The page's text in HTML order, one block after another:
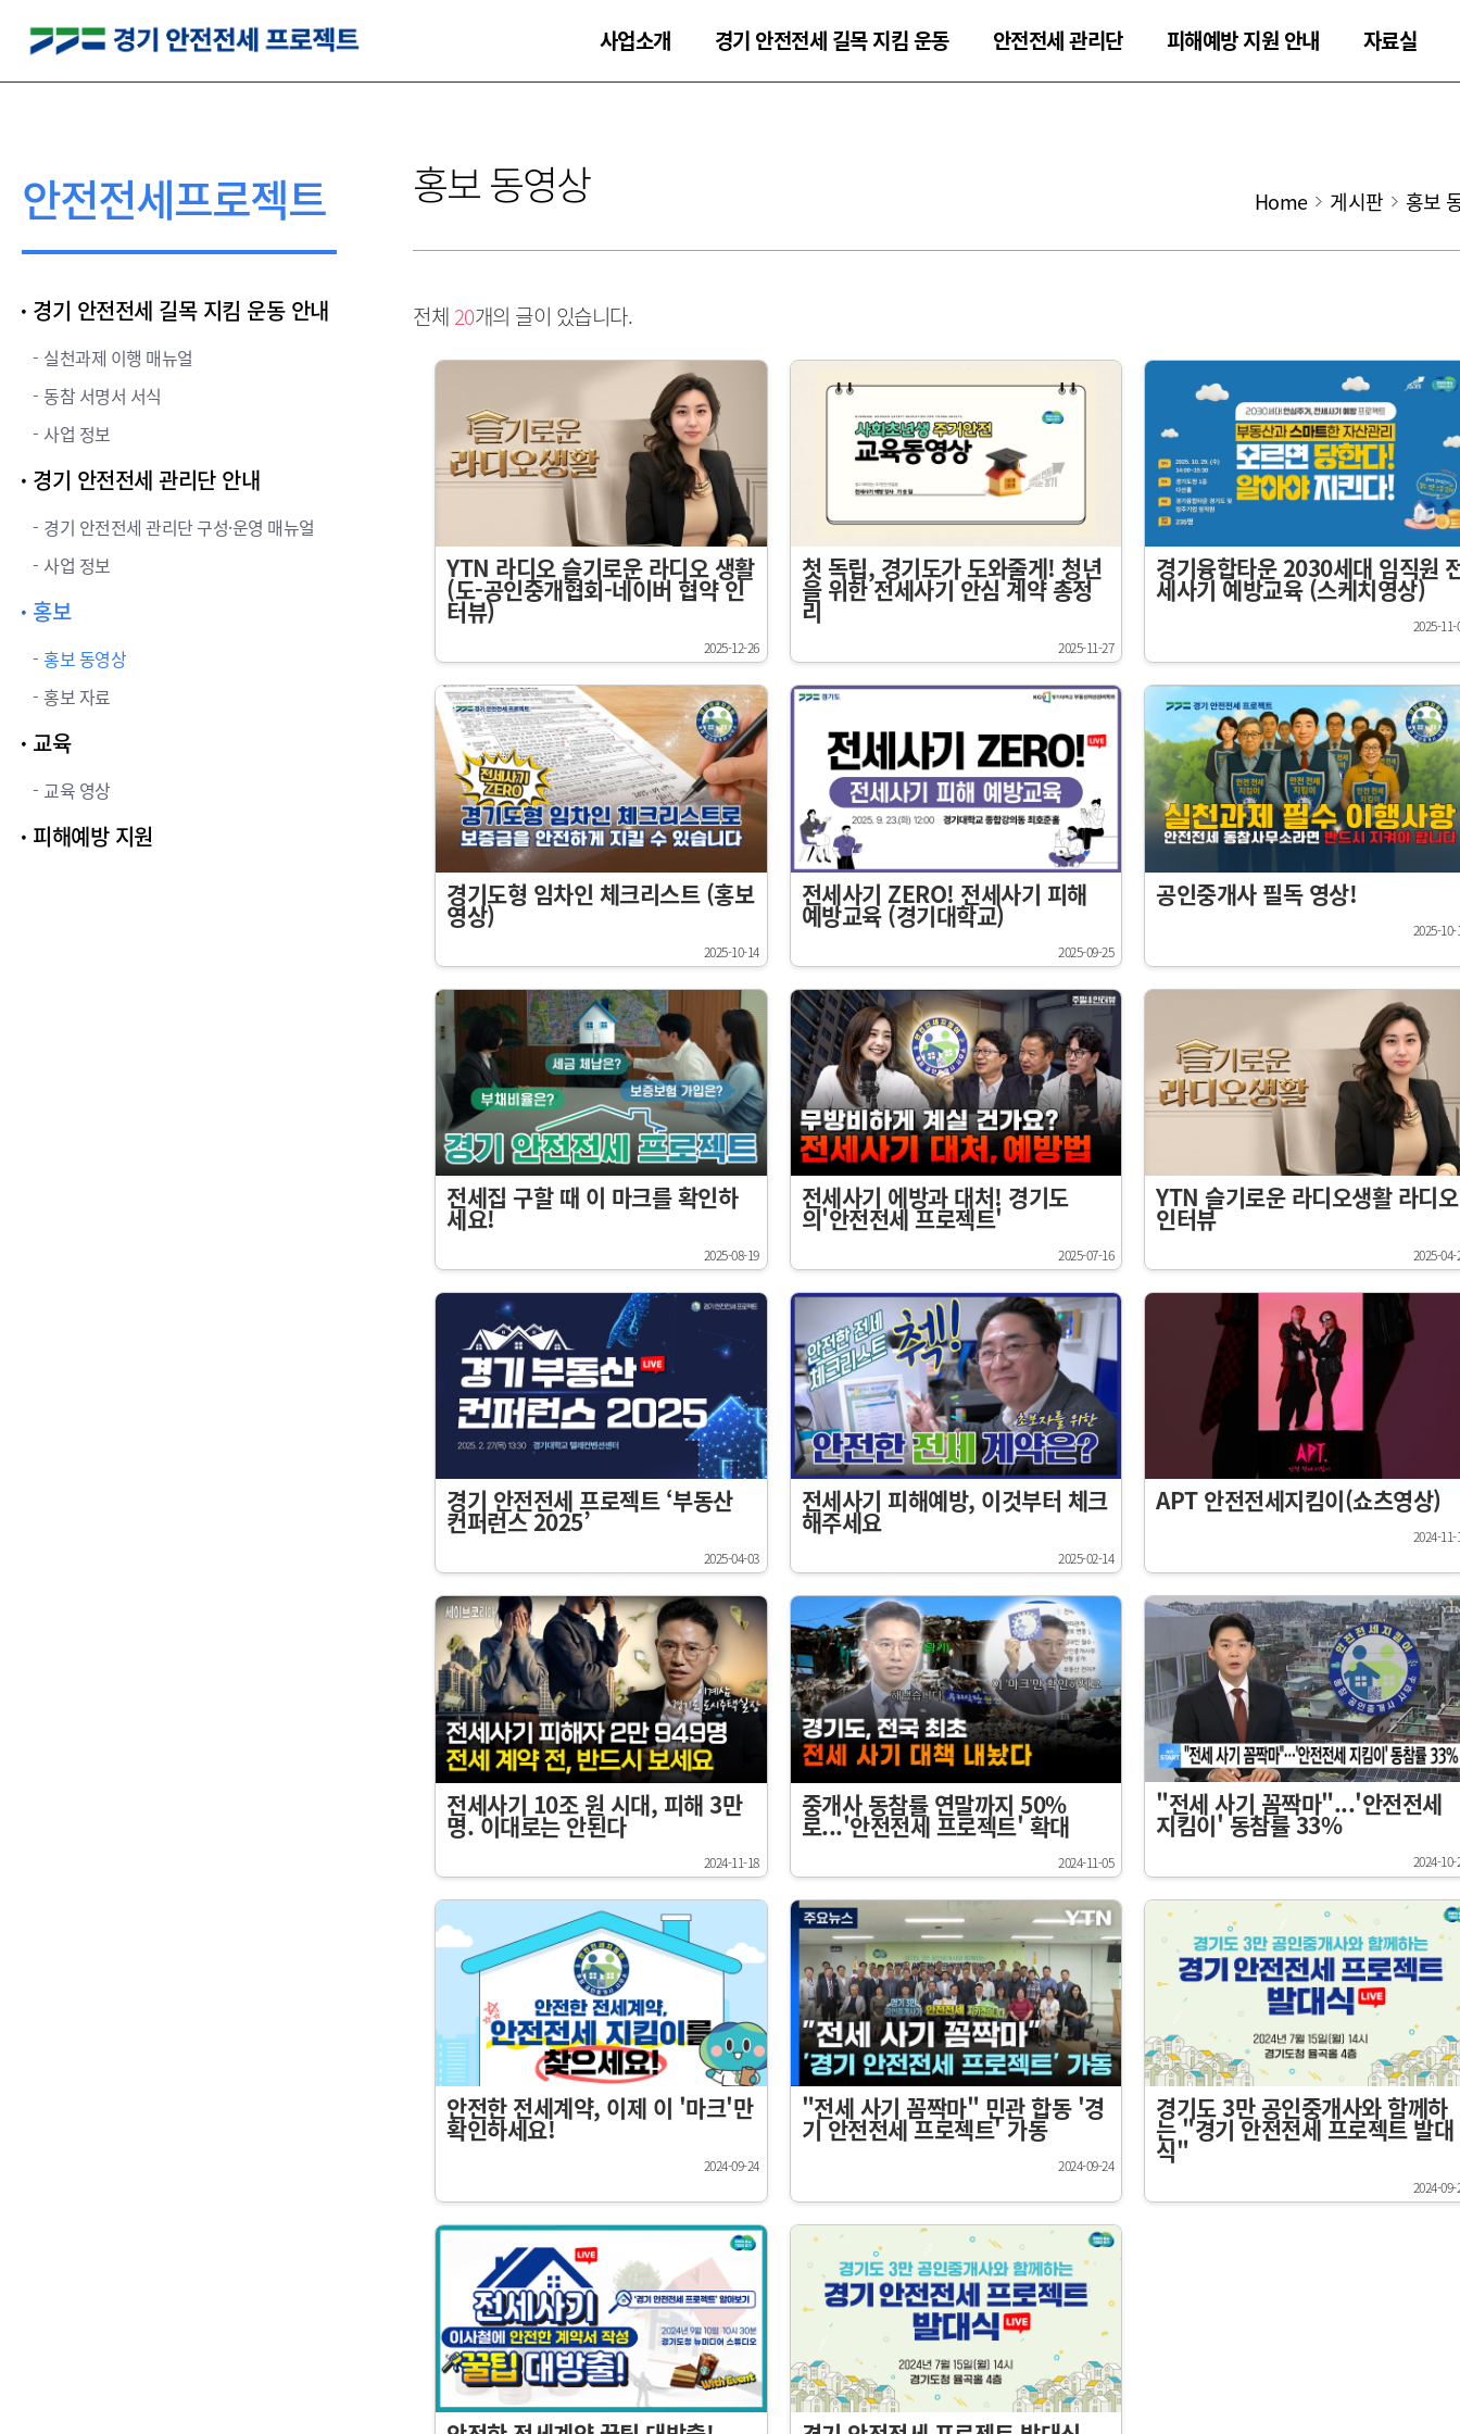
사업소개 경기 안전전세 길목 지킴 운동 안전전세 관리단 피해예방 지원 안내 자료실
안전전세프로젝트
경기 안전전세 길목 지킴 운동 안내
실천과제 이행 매뉴얼
동참 서명서 서식
사업 정보
경기 안전전세 관리단 안내
경기 안전전세 관리단 구성·운영 매뉴얼
사업 정보
홍보
홍보 동영상
홍보 자료
교육
교육 영상
피해예방 지원
홍보 동영상 Home 게시판 홍보
전체 20개의 글이 있습니다.
YTN 라디오 슬기로운 라디오 생활
(도-공인중개협회-네이버 협약 인
터뷰)
2025-12-26
첫 독립, 경기도가 도와줄게! 청년
을 위한 전세사기 안심 계약 총정
리
2025-11-27
경기융합타운 2030세대 임직원
세사기 예방교육 (스케치영상)
2025-11-
경기도형 임차인 체크리스트 (홍보
영상)
2025-10-14
전세사기 ZERO! 전세사기 피해
예방교육 (경기대학교)
2025-09-25
공인중개사 필독 영상!
2025-10-
전세집 구할 때 이 마크를 확인하
세요!
2025-08-19
전세사기 에방과 대처! 경기도
의'안전전세 프로젝트'
2025-07-16
YTN 슬기로운 라디오생활 라디오
인터뷰
2025-04-
경기 안전전세 프로젝트 ‘부동산
컨퍼런스 2025’
2025-04-03
전세사기 피해예방, 이것부터 체크
해주세요
2025-02-14
APT 안전전세지킴이(쇼츠영상)
2024-11-
전세사기 10조 원 시대, 피해 3만
명. 이대로는 안된다
2024-11-18
중개사 동참률 연말까지 50%
로...'안전전세 프로젝트' 확대
2024-11-05
"전세 사기 꼼짝마"...'안전전세
지킴이' 동참률 33%
2024-10-
안전한 전세계약, 이제 이 '마크'만
확인하세요!
2024-09-24
"전세 사기 꼼짝마" 민관 합동 '경
기 안전전세 프로젝트' 가동
2024-09-24
경기도 3만 공인중개사와 함께하
는 "경기 안전전세 프로젝트 발대
식"
2024-09-